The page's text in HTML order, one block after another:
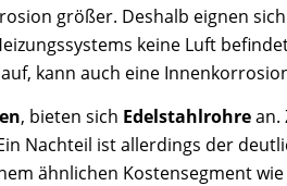
größer. Deshalb eignen
keine Luft
kann auch eine
, bieten sich Edelstahlrohrean.
Nachteil ist allerdings der
ähnlichen Kostensegment